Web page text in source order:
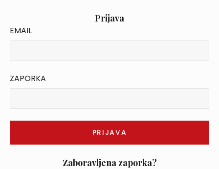
Prijava
EMAIL
ZAPORKA
Zaboravljena zaporka?